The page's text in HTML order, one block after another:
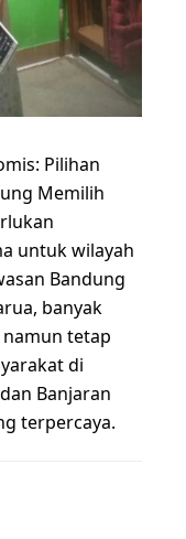
Pilihan
Memilih
untuk wilayah
Bandung
banyak
tetap
di
Banjaran
terpercaya.